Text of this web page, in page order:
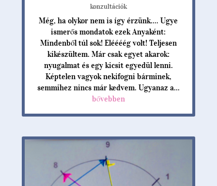
konzultációk
Még, ha olykor nem is így érzünk.... Ugye
ismerős mondatok ezek Anyaként:
Mindenből túl sok! Eléééég volt! Teljesen
kikészültem. Már csak egyet akarok:
nyugalmat és egy kicsit egyedül lenni.
Képtelen vagyok nekifogni bárminek,
semmihez nincs már kedvem. Ugyanaz a...
bővebben